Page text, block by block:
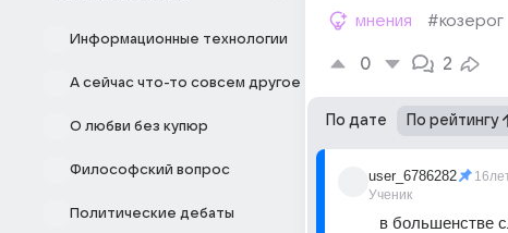
Информационные технологии
А сейчас что-то совсем другое
О любви без купюр
Философский вопрос
Политические дебаты
мнения #козерог
0 2
По дате По рейтингу
user_6786282
Ученик
в большенстве